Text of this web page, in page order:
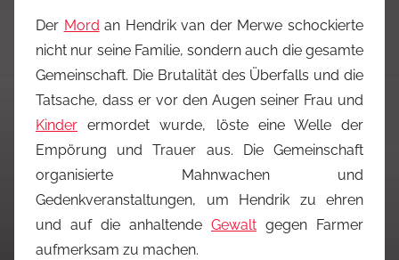
Der Mord an Hendrik van der Merwe schockierte
nicht nur seine Familie, sondern auch die gesamte
Gemeinschaft. Die Brutalität des Überfalls und die
Tatsache, dass er vor den Augen seiner Frau und
Kinder ermordet wurde, löste eine Welle der
Empörung und Trauer aus. Die Gemeinschaft
organisierte Mahnwachen und
Gedenkveranstaltungen, um Hendrik zu ehren
und auf die anhaltende Gewalt gegen Farmer
aufmerksam zu machen.